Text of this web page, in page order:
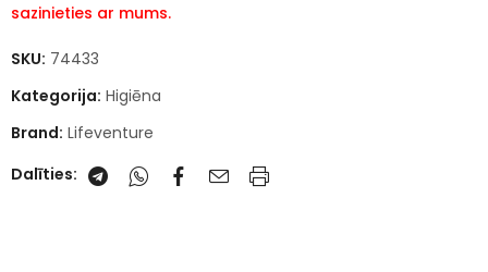
sazinieties ar mums.
SKU: 74433
Kategorija: Higiēna
Brand: Lifeventure
Dalīties: